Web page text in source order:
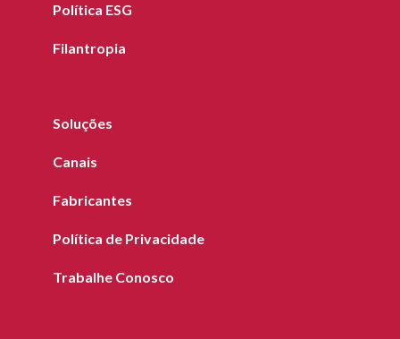
Política ESG
Filantropia
Soluções
Canais
Fabricantes
Política de Privacidade
Trabalhe Conosco